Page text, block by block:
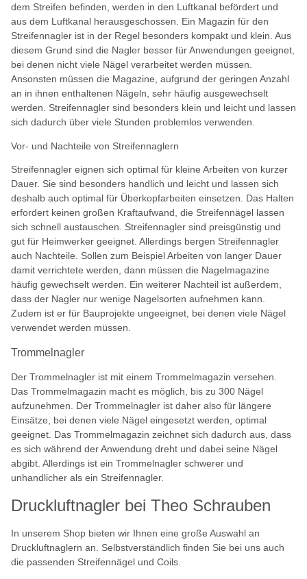
dem Streifen befinden, werden in den Luftkanal befördert und
aus dem Luftkanal herausgeschossen. Ein Magazin für den
Streifennagler ist in der Regel besonders kompakt und klein. Aus
diesem Grund sind die Nagler besser für Anwendungen geeignet,
bei denen nicht viele Nägel verarbeitet werden müssen.
Ansonsten müssen die Magazine, aufgrund der geringen Anzahl
an in ihnen enthaltenen Nägeln, sehr häufig ausgewechselt
werden. Streifennagler sind besonders klein und leicht und lassen
sich dadurch über viele Stunden problemlos verwenden.
Vor- und Nachteile von Streifennaglern
Streifennagler eignen sich optimal für kleine Arbeiten von kurzer
Dauer. Sie sind besonders handlich und leicht und lassen sich
deshalb auch optimal für Überkopfarbeiten einsetzen. Das Halten
erfordert keinen großen Kraftaufwand, die Streifennägel lassen
sich schnell austauschen. Streifennagler sind preisgünstig und
gut für Heimwerker geeignet. Allerdings bergen Streifennagler
auch Nachteile. Sollen zum Beispiel Arbeiten von langer Dauer
damit verrichtete werden, dann müssen die Nagelmagazine
häufig gewechselt werden. Ein weiterer Nachteil ist außerdem,
dass der Nagler nur wenige Nagelsorten aufnehmen kann.
Zudem ist er für Bauprojekte ungeeignet, bei denen viele Nägel
verwendet werden müssen.
Trommelnagler
Der Trommelnagler ist mit einem Trommelmagazin versehen.
Das Trommelmagazin macht es möglich, bis zu 300 Nägel
aufzunehmen. Der Trommelnagler ist daher also für längere
Einsätze, bei denen viele Nägel eingesetzt werden, optimal
geeignet. Das Trommelmagazin zeichnet sich dadurch aus, dass
es sich während der Anwendung dreht und dabei seine Nägel
abgibt. Allerdings ist ein Trommelnagler schwerer und
unhandlicher als ein Streifennagler.
Druckluftnagler bei Theo Schrauben
In unserem Shop bieten wir Ihnen eine große Auswahl an
Druckluftnaglern an. Selbstverständlich finden Sie bei uns auch
die passenden Streifennägel und Coils.